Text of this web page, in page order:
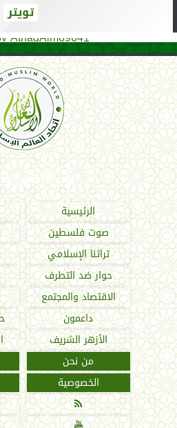
تويتر
AthadAlm69641
اتحاد العالم
الرئيسية
صوت فلسطين
تراثنا الإسلامي
حوار ضد التطرف
الاقتصاد والمجتمع
داعمون
الأزهر الشريف
من نحن
الخصوصية
